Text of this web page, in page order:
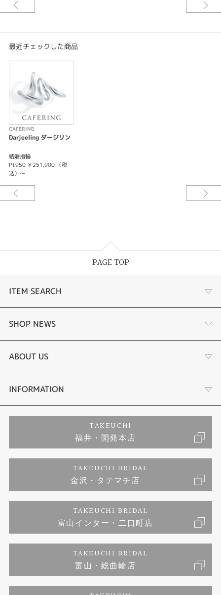
テイスト
性別
紹介文
Darjeeling【ダージリン】
様々な茶葉をブレンドしてつくる紅茶の王様「ダージリン」のように、
リング。
【カスタマイズ内容】
■リングの形状 → 5種類
■リングの素材 → 4種類
ド・アイスブルーダイヤモンド・ピンクダイヤモンド・ピンクサファイア
■表面加工 → 鏡面 or 全面マット or 全面ヘアライン
※サイズ・幅・ダイヤモンドアレンジにより価格が変わります。詳しくは店
最近チェックした商品
CAFERING
Darjeeling ダージリン
結婚指輪
Pt950 ￥251,900 （税
込）～
PAGE TOP
ITEM SEARCH
婚約指輪
結婚指輪
セットリング
エタニティーリング
婚約ネックレス
SHOP NEWS
サプライズプロポーズ相談室
ダイヤモンドカッターブランド
アフターメンテナンス
金澤工房｜手作りペアリング
金澤工房｜手作り結婚指輪
金澤工房｜手作り婚約指輪プロポーズプラン
ABOUT US
店舗情報
お客様の声
INFORMATION
プライバシーポリシー
TAKEUCHI
福井・開発本店
TAKEUCHI BRIDAL
金沢・タテマチ店
TAKEUCHI BRIDAL
富山インター・二口町店
TAKEUCHI BRIDAL
富山・総曲輪店